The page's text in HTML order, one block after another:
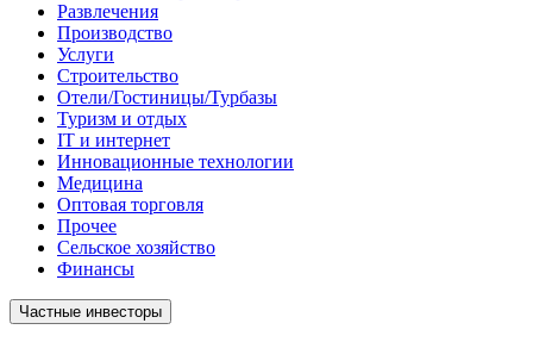
Развлечения
Производство
Услуги
Строительство
Отели/Гостиницы/Турбазы
Туризм и отдых
IT и интернет
Инновационные технологии
Медицина
Оптовая торговля
Прочее
Сельское хозяйство
Финансы
Частные инвесторы